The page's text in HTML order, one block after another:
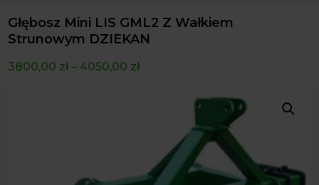
biuro@ ...
Głębosz Mini LIS GML2 Z Wałkiem
Strunowym DZIEKAN
3800,00 zł– 4050,00 zł